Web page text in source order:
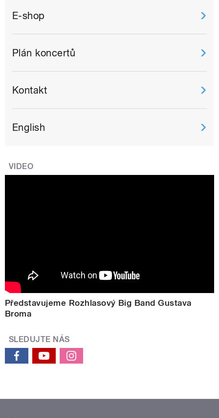
E-shop
Plán koncertů
Kontakt
English
VIDEO
Představujeme Rozhlasový Big Band Gustava
Broma
SLEDUJTE NÁS